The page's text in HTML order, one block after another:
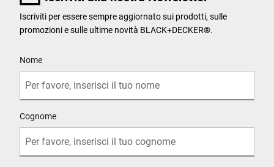
Iscriviti per essere sempre aggiornato sui prodotti, sulle
promozioni e sulle ultime novità BLACK+DECKER®.
Nome
Cognome